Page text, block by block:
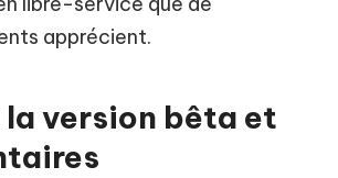
apprécient.
la version bêta et